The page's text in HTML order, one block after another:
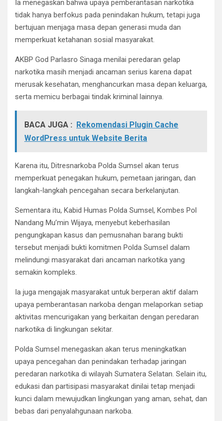
Ia menegaskan bahwa upaya pemberantasan narkotika
tidak hanya berfokus pada penindakan hukum, tetapi juga
bertujuan menjaga masa depan generasi muda dan
memperkuat ketahanan sosial masyarakat.
AKBP God Parlasro Sinaga menilai peredaran gelap
narkotika masih menjadi ancaman serius karena dapat
merusak kesehatan, menghancurkan masa depan keluarga,
serta memicu berbagai tindak kriminal lainnya.
BACA JUGA : Rekomendasi Plugin Cache
WordPress untuk Website Berita
Karena itu, Ditresnarkoba Polda Sumsel akan terus
memperkuat penegakan hukum, pemetaan jaringan, dan
langkah-langkah pencegahan secara berkelanjutan.
Sementara itu, Kabid Humas Polda Sumsel, Kombes Pol
Nandang Mu’min Wijaya, menyebut keberhasilan
pengungkapan kasus dan pemusnahan barang bukti
tersebut menjadi bukti komitmen Polda Sumsel dalam
melindungi masyarakat dari ancaman narkotika yang
semakin kompleks.
Ia juga mengajak masyarakat untuk berperan aktif dalam
upaya pemberantasan narkoba dengan melaporkan setiap
aktivitas mencurigakan yang berkaitan dengan peredaran
narkotika di lingkungan sekitar.
Polda Sumsel menegaskan akan terus meningkatkan
upaya pencegahan dan penindakan terhadap jaringan
peredaran narkotika di wilayah Sumatera Selatan. Selain itu,
edukasi dan partisipasi masyarakat dinilai tetap menjadi
kunci dalam mewujudkan lingkungan yang aman, sehat, dan
bebas dari penyalahgunaan narkoba.